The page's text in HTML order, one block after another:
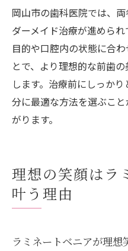
岡山市の歯科医院では、
ダーメイド治療が進めら
目的や口腔内の状態に合
とで、より理想的な前歯
します。治療前にしっか
分に最適な方法を選ぶこ
がります。
理想の笑顔はラ
叶う理由
ラミネートベニアが理想